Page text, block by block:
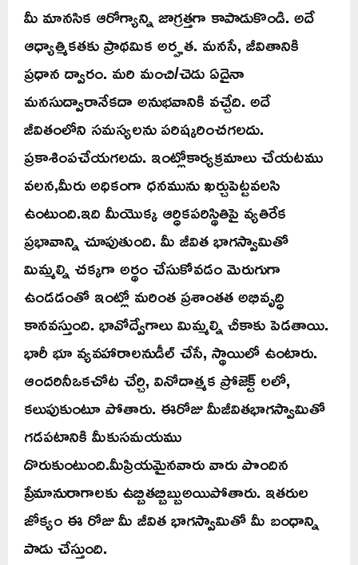
మీ మానసిక ఆరోగ్యాన్ని జాగ్రత్తగా కాపాడుకొండి. అదే
ఆధ్యాత్మికతకు ప్రాథమిక అర్హత. మనసే, జీవితానికి
ప్రధాన ద్వారం. మరి మంచి/చెడు ఏదైనా
మనసుద్వారానేకదా అనుభవానికి వచ్చేది. అదే
జీవితంలోని సమస్యలను పరిష్కరించగలదు.
ప్రకాశింపచేయగలదు. ఇంట్లోకార్యక్రమాలు చేయటము
వలన,మీరు అధికంగా ధనమును ఖర్చుపెట్టవలసి
ఉంటుంది.ఇది మీయొక్క ఆర్ధికపరిస్థితిపై వ్యతిరేక
ప్రభావాన్ని చూపుతుంది. మీ జీవిత భాగస్వామితో
మిమ్మల్ని చక్కగా అర్థం చేసుకోవడం మెరుగుగా
ఉండడంతో ఇంట్లో మరింత ప్రశాంతత అభివృద్ధి
కానవస్తుంది. భావోద్వేగాలు మిమ్మల్ని చీకాకు పెడతాయి.
భారీ భూ వ్యవహారాలనుడీల్ చేసే, స్థాయిలో ఉంటారు.
ఆందరినీఒకచోట చేర్చి, వినోదాత్మక ప్రోజెక్ట్ లలో,
కలుపుకుంటూ పోతారు. ఈరోజు మీజీవితభాగస్వామితో
గడపటానికి మీకుసమయము
దొరుకుంటుంది.మీప్రియమైనవారు వారు పొందిన
ప్రేమానురాగాలకు ఉబ్బితబ్బిబ్బుఅయిపోతారు. ఇతరుల
జోక్యం ఈ రోజు మీ జీవిత భాగస్వామితో మీ బంధాన్ని
పాడు చేస్తుంది.